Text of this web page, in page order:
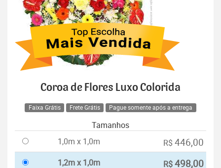
Coroa de Flores Luxo Colorida
Faixa Grátis Frete Grátis Pague somente após a entrega
Tamanhos
1,0m x 1,0m
R$ 446,00
1,2m x 1,0m R$498,00